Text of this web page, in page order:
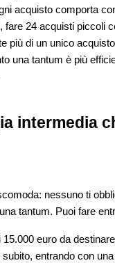
acquisto comporta
fare 24 acquisti piccoli
più di un unico
una tantum è più
intermedia
nessuno ti
tantum. Puoi fare
euro da
entrando con